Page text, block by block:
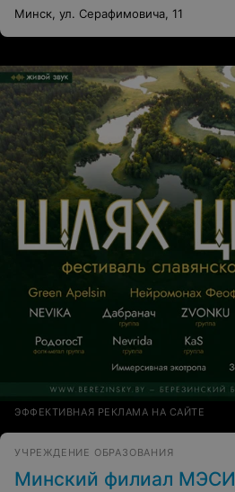
Минск, ул. Серафимовича, 11
ЭФФЕКТИВНАЯ РЕКЛАМА НА САЙТЕ
УЧРЕЖДЕНИЕ ОБРАЗОВАНИЯ
Минский филиал МЭСИ